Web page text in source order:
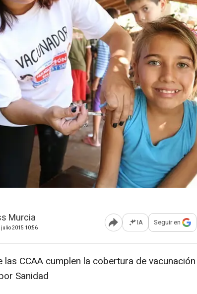
Murcia
2015 10:56 Abrir opciones para
IA Seguir en
las CCAA cumplen la cobertura de
Sanidad